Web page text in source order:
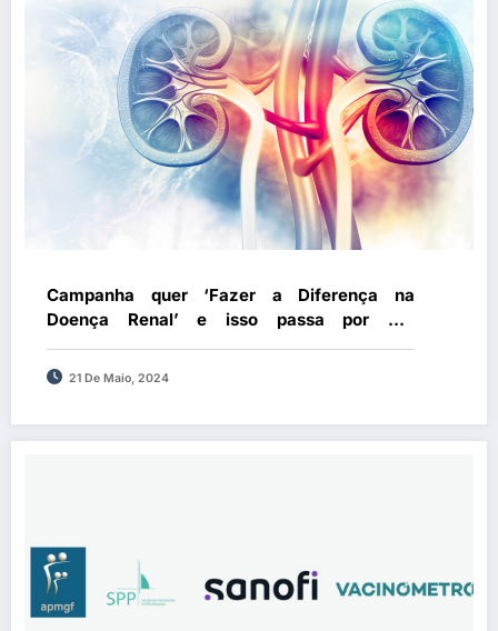
Campanha quer ‘Fazer a Diferença na
Doença Renal’ e isso passa por dar
prioridade a um problema que afeta 10% da
população nacional
21 De Maio, 2024